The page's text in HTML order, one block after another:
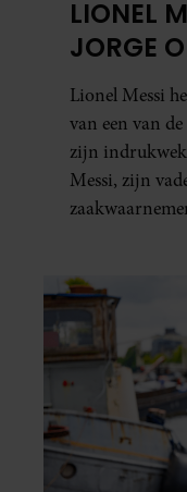
LIONEL
JORGE
LEEFTIJD
Lionel Messi
van een van
zijn
Messi, zijn